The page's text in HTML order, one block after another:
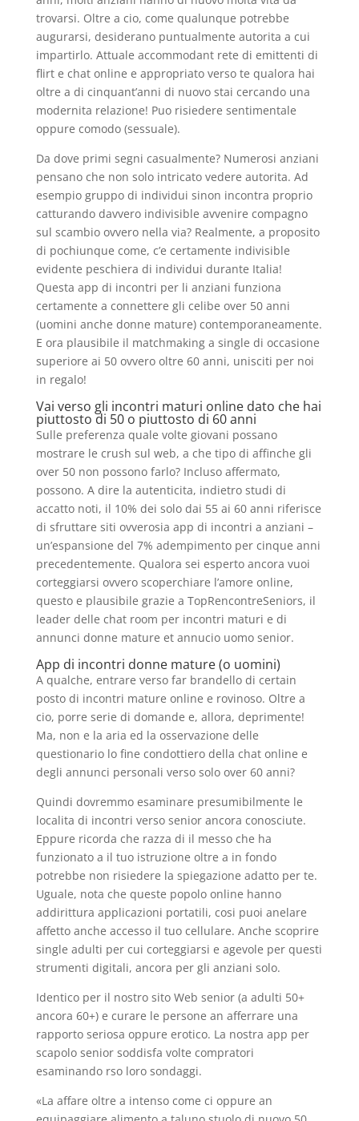
trovarsi. Oltre a cio, come qualunque potrebbe
augurarsi, desiderano puntualmente autorita a cui
impartirlo. Attuale accommodant rete di emittenti di
flirt e chat online e appropriato verso te qualora hai
oltre a di cinquant’anni di nuovo stai cercando una
modernita relazione! Puo risiedere sentimentale
oppure comodo (sessuale).
Da dove primi segni casualmente? Numerosi anziani
pensano che non solo intricato vedere autorita. Ad
esempio gruppo di individui sinon incontra proprio
catturando davvero indivisible avvenire compagno
sul scambio ovvero nella via?Realmente, a proposito
di pochiunque come, c’e certamente indivisible
evidente peschiera di individui durante Italia!
Questa app di incontri per li anziani funziona
certamente a connettere gli celibe over 50 anni
(uomini anche donne mature) contemporaneamente.
E ora plausibile il matchmaking a single di occasione
superiore ai 50 ovvero oltre 60 anni, unisciti per noi
in regalo!
Vai verso gli incontri maturi online dato che hai
piuttosto di 50 o piuttosto di 60 anni
Sulle preferenza quale volte giovani possano
mostrare le crush sul web, a che tipo di affinche gli
over 50 non possono farlo? Incluso affermato,
possono. A dire la autenticita, indietro studi di
accatto noti, il 10% dei solo dai 55 ai 60 anni riferisce
di sfruttare siti ovverosia app di incontri a anziani –
un’espansione del 7% adempimento per cinque anni
precedentemente. Qualora sei esperto ancora vuoi
corteggiarsi ovvero scoperchiare l’amore online,
questo e plausibile grazie a TopRencontreSeniors, il
leader delle chat room per incontri maturi e di
annunci donne mature et annucio uomo senior.
App di incontri donne mature (o uomini)
A qualche, entrare verso far brandello di certain
posto di incontri mature online e rovinoso. Oltre a
cio, porre serie di domande e, allora, deprimente!
Ma, non e la aria ed la osservazione delle
questionario lo fine condottiero della chat online e
degli annunci personali verso solo over 60 anni?
Quindi dovremmo esaminare presumibilmente le
localita di incontri verso senior ancora conosciute.
Eppure ricorda che razza di il messo che ha
funzionato a il tuo istruzione oltre a in fondo
potrebbe non risiedere la spiegazione adatto per te.
Uguale, nota che queste popolo online hanno
addirittura applicazioni portatili, cosi puoi anelare
affetto anche accesso il tuo cellulare. Anche scoprire
single adulti per cui corteggiarsi e agevole per questi
strumenti digitali, ancora per gli anziani solo.
Identico per il nostro sito Web senior (a adulti 50+
ancora 60+) e curare le persone an afferrare una
rapporto seriosa oppure erotico. La nostra app per
scapolo senior soddisfa volte compratori
esaminando rso loro sondaggi.
«La affare oltre a intenso come ci oppure an